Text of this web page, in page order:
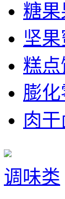
糖
坚
糕
膨
肉
调味类